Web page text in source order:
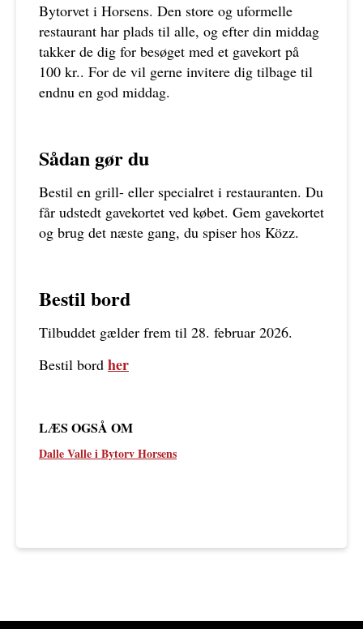
Bytorvet i Horsens. Den store og uformelle
restaurant har plads til alle, og efter din middag
takker de dig for besøget med et gavekort på
100 kr.. For de vil gerne invitere dig tilbage til
endnu en god middag.
Sådan gør du
Bestil en grill- eller specialret i restauranten. Du
får udstedt gavekortet ved købet. Gem gavekortet
og brug det næste gang, du spiser hos Közz.
Bestil bord
Tilbuddet gælder frem til 28. februar 2026.
Bestil bord her
LÆS OGSÅ OM
Dalle Valle i Bytorv Horsens